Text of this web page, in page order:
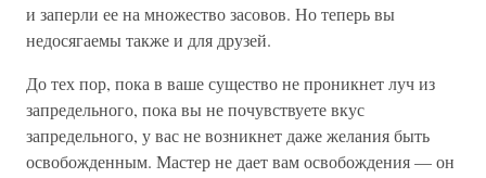
и заперли ее на множество засовов. Но теперь вы
недосягаемы также и для друзей.
До тех пор, пока в ваше существо не проникнет луч из
запредельного, пока вы не почувствуете вкус
запредельного, у вас не возникнет даже желания быть
освобожденным. Мастер не дает вам освобождения — он